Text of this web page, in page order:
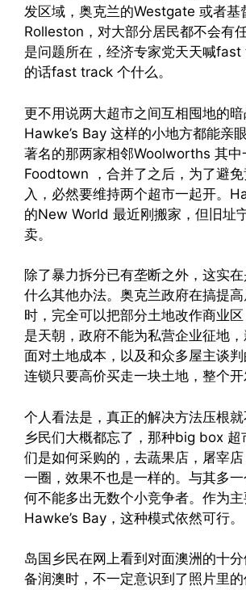
发区域，奥克兰的Westgate 或者基
Rolleston，对大部分居民都不会有
是问题所在，经济专家党天天喊
的话fast track 个什么。
更不用说两大超市之间互相囤地的
Hawke’s Bay 这样的小地方都能亲
著名的那两家相邻Woolworths 其中
Foodtown ，合并了之后，为了避
入，必然要维持两个超市一起开。
的New World 最近刚搬家，但旧址
卖。
除了暴力拆分已有垄断之外，这实
什么其他办法。奥克兰政府在搞提高
时，完全可以把部分土地改作商业
是天朝，政府不能为私营企业征地
面对土地成本，以及和众多屋主谈
连锁只要高价买走一块土地，整个开
个人看法是，真正的解决方法压根就
乡民们大概都忘了，那种big box 超
们是如何采购的，去蔬果店，屠宰
一圈，效果不也是一样的。与其多
何不能多出无数个小竞争者。作为
Hawke’s Bay，这种模式依然可行。
岛国乡民在网上看到对面澳洲的十
备润澳时，不一定意识到了照片里